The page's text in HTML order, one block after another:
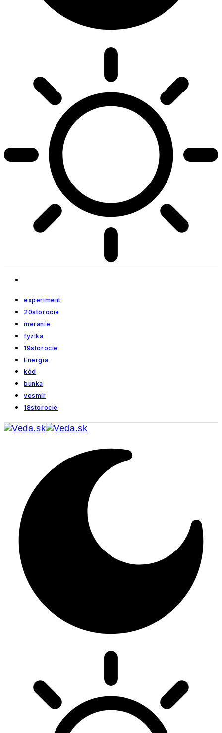
experiment
20storocie
meranie
fyzika
19storocie
Energia
kód
bunka
vesmír
18storocie